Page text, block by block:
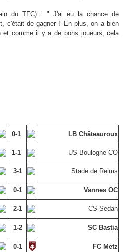
du TFC) : " J'ai eu la chance de
c'était de gagner ! En plus, on a bien
et comme il y a de bons joueurs, cela
0-1 LB Châteauroux
1-1 US Boulogne CO
3-1 Stade de Reims
0-1 Vannes OC
2-1 CS Sedan
1-2 SC Bastia
0-1 FC Metz